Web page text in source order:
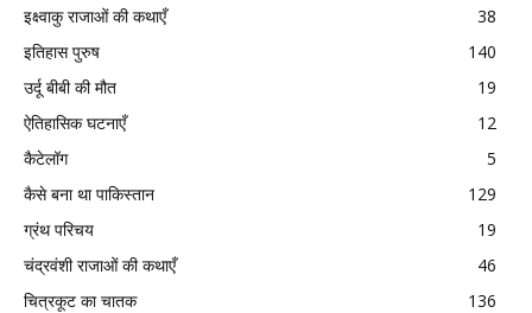
इक्ष्वाकु राजाओं की कथाएँ
38
इतिहास पुरुष
140
उर्दू बीबी की मौत
19
ऐतिहासिक घटनाएँ
12
कैटेलॉग
5
कैसे बना था पाकिस्तान
129
ग्रंथ परिचय
19
चंद्रवंशी राजाओं की कथाएँ
46
चित्रकूट का चातक
136